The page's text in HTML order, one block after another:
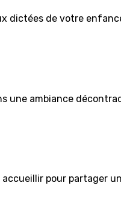
dictées de votre
une ambiance
pour partager